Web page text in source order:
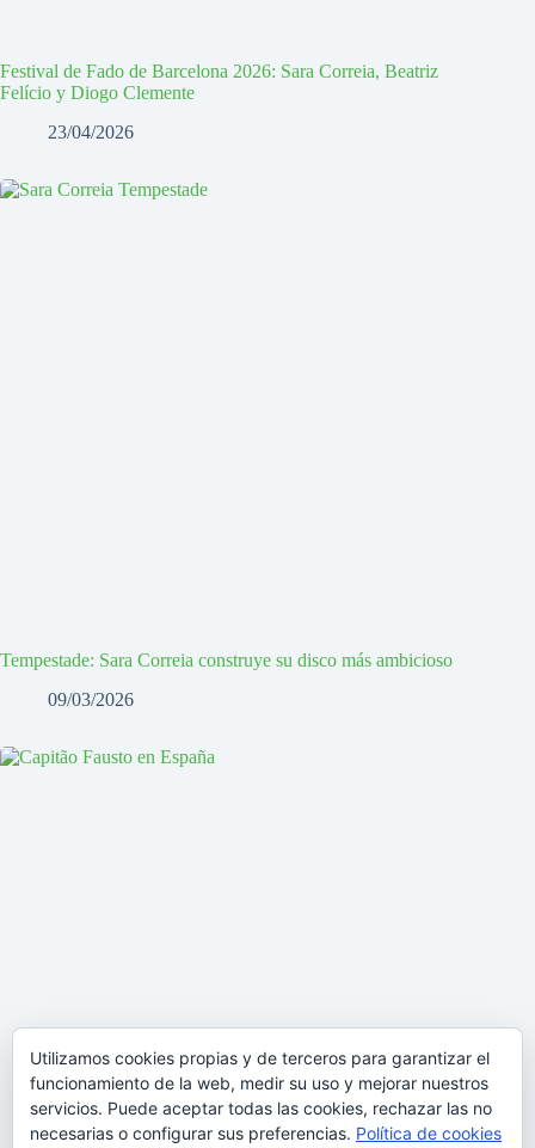
Festival de Fado de Barcelona 2026: Sara Correia, Beatriz
Felício y Diogo Clemente
23/04/2026
Tempestade: Sara Correia construye su disco más ambicioso
09/03/2026
Utilizamos cookies propias y de terceros para garantizar el
funcionamiento de la web, medir su uso y mejorar nuestros
servicios. Puede aceptar todas las cookies, rechazar las no
necesarias o configurar sus preferencias. Política de cookies